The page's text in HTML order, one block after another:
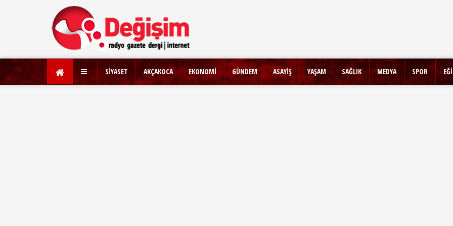
SİYASET AKÇAKOCA EKONOMİ GÜNDEM ASAYİŞ YAŞAM SAĞLIK MEDYA SPOR